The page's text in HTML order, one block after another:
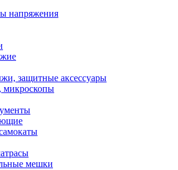
напряжения
защитные аксессуары
микроскопы
мешки